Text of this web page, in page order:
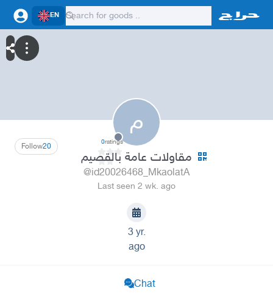
EN
م
20
Follow 0ratings
مقاولات عامة بالقصيم
@id20026468_MkaolatA
Last seen 2 wk. ago
3 yr.
ago
Chat